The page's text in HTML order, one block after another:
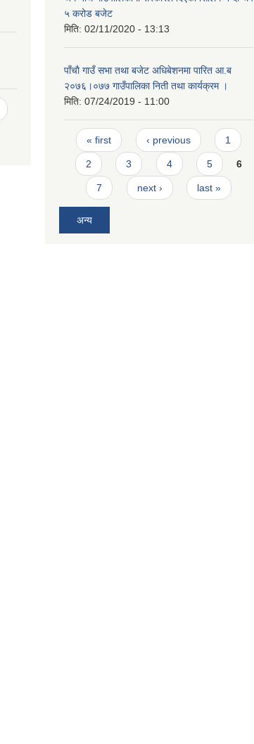
५ करोड बजेट
मिति: 02/11/2020 - 13:13
पाँचाै गाउँ सभा तथा बजेट अधिबेशनमा पारित आ.ब
२०७६।०७७ गाउँपालिका निती तथा कार्यक्रम ।
मिति: 07/24/2019 - 11:00
Pages
« first ‹ previous 1
2 3 4 5 6
7 next › last »
अन्य